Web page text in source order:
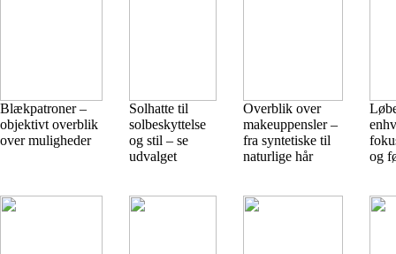
Blækpatroner –
objektivt overblik
over muligheder
Solhatte til
solbeskyttelse
og stil – se
udvalget
Overblik over
makeuppensler –
fra syntetiske til
naturlige hår
og